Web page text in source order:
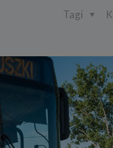
Tagi